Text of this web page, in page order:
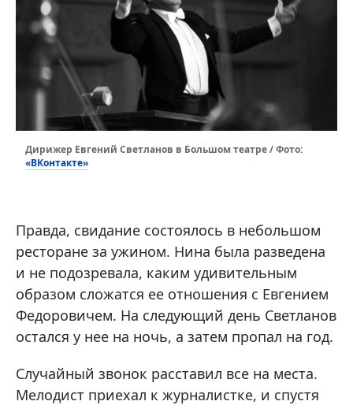
Дирижер Евгений Светланов в Большом театре / Фото:
«ВКонтакте»
Правда, свидание состоялось в небольшом
ресторане за ужином. Нина была разведена
и не подозревала, каким удивительным
образом сложатся ее отношения с Евгением
Федоровичем. На следующий день Светланов
остался у нее на ночь, а затем пропал на год.
Случайный звонок расставил все на места.
Мелодист приехал к журналистке, и спустя